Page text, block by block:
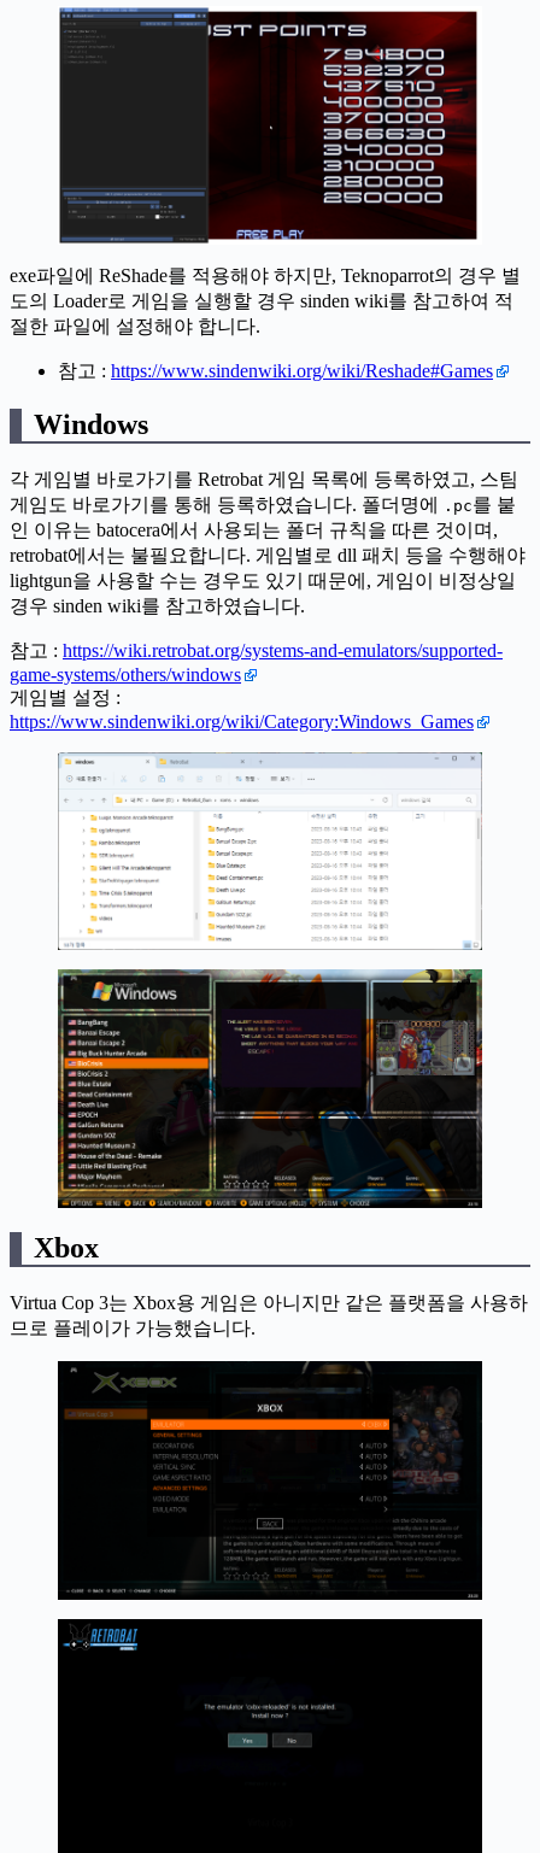
exe파일에 ReShade를 적용해야 하지만, Teknoparrot의 경우 별
도의 Loader로 게임을 실행할 경우 sinden wiki를 참고하여 적
절한 파일에 설정해야 합니다.
참고 : https://www.sindenwiki.org/wiki/Reshade#Games
Windows
각 게임별 바로가기를 Retrobat 게임 목록에 등록하였고, 스팀
게임도 바로가기를 통해 등록하였습니다. 폴더명에
.pc를 붙
인 이유는 batocera에서 사용되는 폴더 규칙을 따른 것이며,
retrobat에서는 불필요합니다. 게임별로 dll 패치 등을 수행해야
lightgun을 사용할 수는 경우도 있기 때문에, 게임이 비정상일
경우 sinden wiki를 참고하였습니다.
참고 : https://wiki.retrobat.org/systems-and-emulators/supported-
game-systems/others/windows
게임별 설정 :
https://www.sindenwiki.org/wiki/Category:Windows_Games
Xbox
Virtua Cop 3는 Xbox용 게임은 아니지만 같은 플랫폼을 사용하
므로 플레이가 가능했습니다.